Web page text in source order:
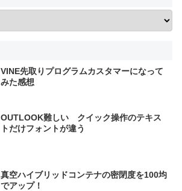
VINE先取りプログラムカスタマーになって
みた感想
OUTLOOK難しい クイック操作のテキス
トだけフォントが違う
真空ハイブリッドコンテナの密閉度を100均
でアップ！